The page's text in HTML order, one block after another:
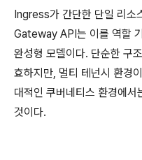
Ingress가 간단한 단일 리소
Gateway API는 이를 역할
완성형 모델이다. 단순한 구
효하지만, 멀티 테넌시 환경
대적인 쿠버네티스 환경에
것이다.